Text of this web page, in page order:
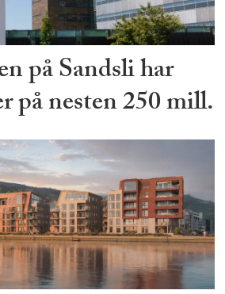
på Sandsli har
på nesten 250 mill.